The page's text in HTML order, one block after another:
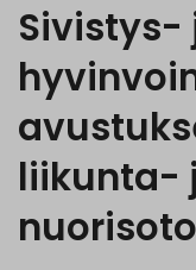
Sivistys-
liikunta-